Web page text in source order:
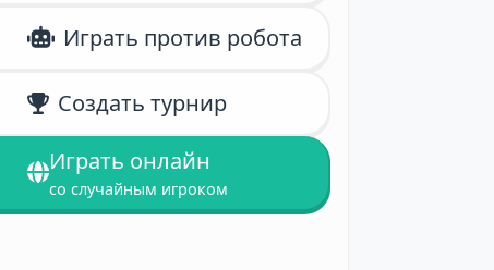
Играть против робота
Создать турнир
Играть онлайн
со случайным игроком